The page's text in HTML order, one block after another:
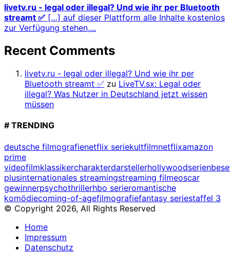
livetv.ru - legal oder illegal? Und wie ihr per Bluetooth
streamt ✅ […] auf dieser Plattform alle Inhalte kostenlos
zur Verfügung stehen,...
Recent Comments
livetv.ru - legal oder illegal? Und wie ihr per
Bluetooth streamt ✅ zu LiveTV.sx: Legal oder
illegal? Was Nutzer in Deutschland jetzt wissen
müssen
# TRENDING
deutsche filmografienetflix seriekultfilmnetflixamazon
prime
videofilmklassikercharakterdarstellerhollywood
plusinternationales streamingstreaming filmeoscar
gewinnerpsychothrillerhbo serieromantische
komödiecoming-of-agefilmografiefantasy seriestaffel 3
© Copyright 2026, All Rights Reserved
Home
Impressum
Datenschutz